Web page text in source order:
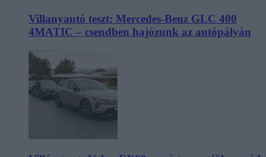
Villanyautó teszt: Mercedes-Benz GLC 400
4MATIC – csendben hajózunk az autópályán